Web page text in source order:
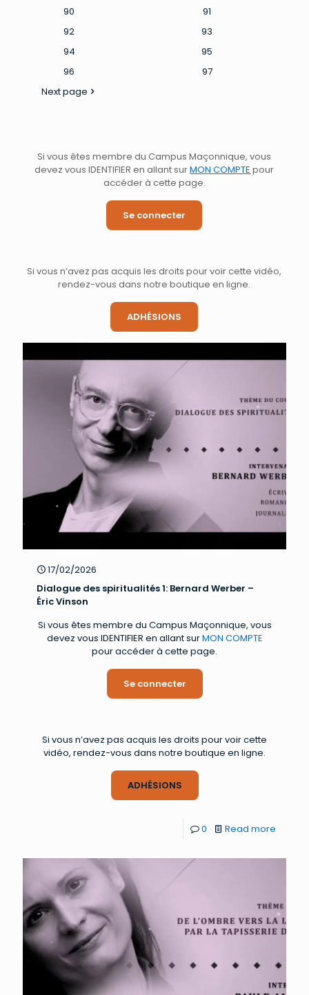
90
91
92
93
94
95
96
97
Next page
Si vous êtes membre du Campus Maçonnique, vous
devez vous IDENTIFIER en allant surMON COMPTE pour
accéder à cette page.
Se connecter
Si vous n’avez pas acquis les droits pour voir cette vidéo,
rendez-vous dans notre boutique en ligne.
ADHÉSIONS
17/02/2026
Dialogue des spiritualités 1: Bernard Werber –
Éric Vinson
Si vous êtes membre du Campus Maçonnique, vous
devez vous IDENTIFIER en allant surMON COMPTE
pour accéder à cette page.
Se connecter
Si vous n’avez pas acquis les droits pour voir cette
vidéo, rendez-vous dans notre boutique en ligne.
ADHÉSIONS
0 Read more